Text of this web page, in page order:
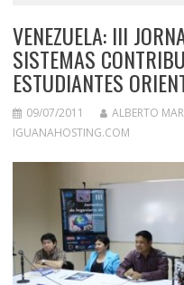
VENEZUELA: III
SISTEMAS
ESTUDIANTES
09/07/2011
ALBERTO
IGUANAHOSTING.COM